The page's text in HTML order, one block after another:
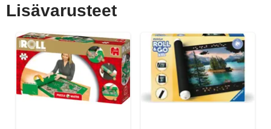
Lisävarusteet